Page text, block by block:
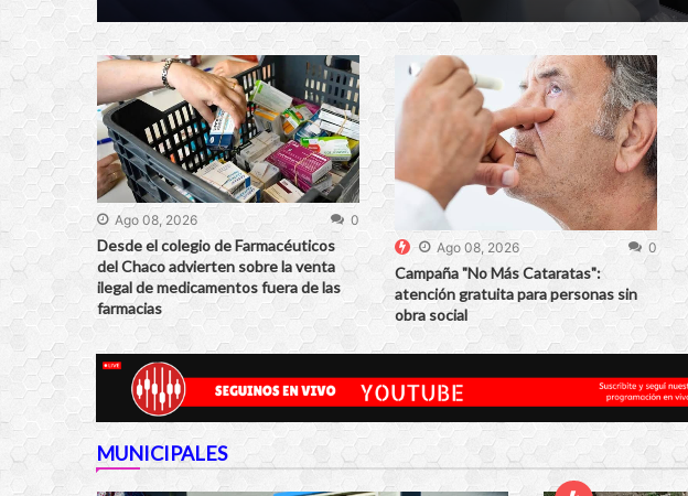
Ago 08, 2026 0
Desde el colegio de Farmacéuticos
del Chaco advierten sobre la venta
ilegal de medicamentos fuera de las
farmacias
Ago 08, 2026 0
Campaña "No Más Cataratas":
atención gratuita para personas sin
obra social
MUNICIPALES